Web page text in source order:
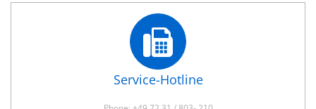
Service-Hotline